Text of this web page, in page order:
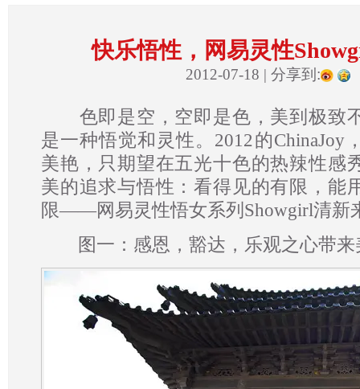
快乐悟性，网易灵性
2012-07-18 | 分享到:
色即是空，空即是色，美到极致
是一种悟觉和灵性。2012的ChinaJoy
美艳，只期望在五光十色的热辣性感
美的追求与悟性：看得见的有限，能
限——网易灵性悟女系列Showgirl清新
图一：感恩，豁达，乐观之心带来